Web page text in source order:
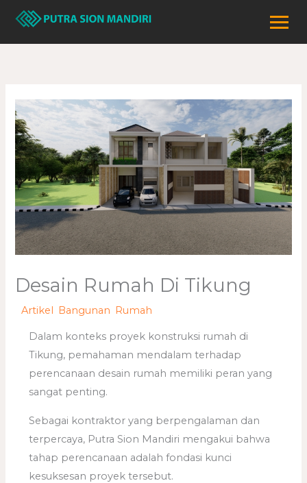
Lewati
konten
Desain Rumah Di Tikung
/Artikel Bangunan Rumah
Dalam konteks proyek konstruksi rumah di
Tikung, pemahaman mendalam terhadap
perencanaan desain rumah memiliki peran yang
sangat penting.
Sebagai kontraktor yang berpengalaman dan
terpercaya, Putra Sion Mandiri mengakui bahwa
tahap perencanaan adalah fondasi kunci
kesuksesan proyek tersebut.